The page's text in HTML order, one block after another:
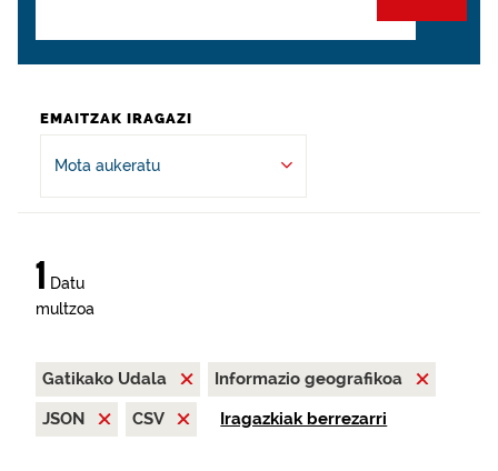
EMAITZAK IRAGAZI
Mota aukeratu
1 Datu
multzoa
Gatikako Udala
Informazio geografikoa
JSON
CSV Iragazkiak berrezarri